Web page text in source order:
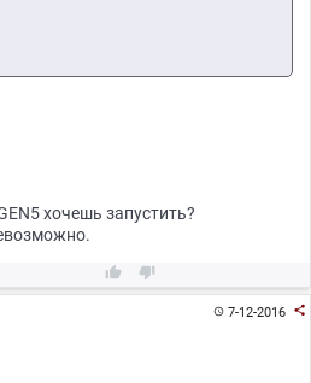
хочешь запустить?
 
7-12-2016 